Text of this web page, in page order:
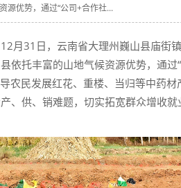
源优势，通过“公司+合作社...
月31日，云南省大理州巍山县庙街
依托丰富的山地气候资源优势，通过
农民发展红花、重楼、当归等中药材
、供、销难题，切实拓宽群众增收